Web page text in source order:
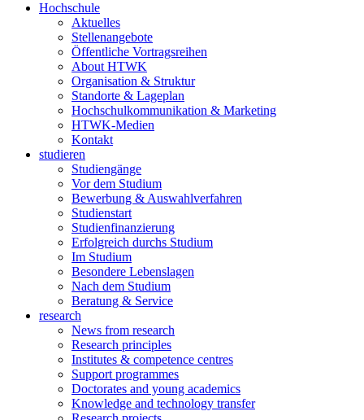
Hochschule
Aktuelles
Stellenangebote
Öffentliche Vortragsreihen
About HTWK
Organisation & Struktur
Standorte & Lageplan
Hochschulkommunikation & Marketing
HTWK-Medien
Kontakt
studieren
Studiengänge
Vor dem Studium
Bewerbung & Auswahlverfahren
Studienstart
Studienfinanzierung
Erfolgreich durchs Studium
Im Studium
Besondere Lebenslagen
Nach dem Studium
Beratung & Service
research
News from research
Research principles
Institutes & competence centres
Support programmes
Doctorates and young academics
Knowledge and technology transfer